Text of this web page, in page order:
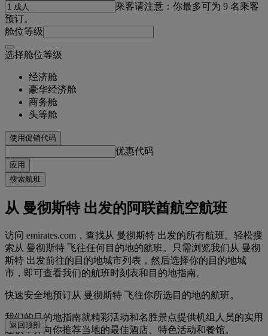
乘客请注意：你最多可为 9 名乘客
预订。
舱位等级
选择舱位等级
经济舱
豪华经济舱
商务舱
头等舱
使用促销代码
优惠代码
应用
搜索航班
从 曼彻斯特 出发的阿联酋航空航班
访问 emirates.com，查找从 曼彻斯特 出发的所有航班。轻松搜
索从 曼彻斯特 飞往任何目的地的航班。只需浏览我们从 曼彻
斯特 出发前往的目的地城市列表，然后选择你的目的地城
市，即可查看我们的航班时刻表和目的地指南。
快速安全地预订从 曼彻斯特 飞往你所选目的地的航班。
我们的目的地指南就精彩活动和名胜景点提供机组人员的实用
建议，并向你推荐当地的最佳酒店、特色活动和餐馆。
返回顶部